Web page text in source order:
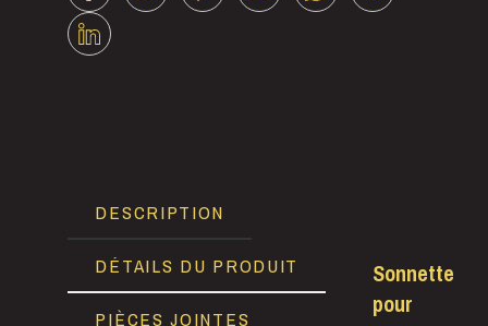
DESCRIPTION
DÉTAILS DU PRODUIT
PIÈCES JOINTES
Sonnette
pour